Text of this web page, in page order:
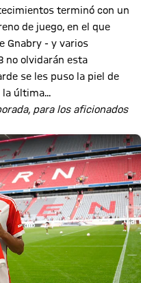
terminó con un
de juego, en el que
Gnabry - y varios
no olvidarán esta
se les puso la piel de
última...
para los aficionados